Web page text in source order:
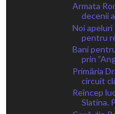
Armata
decenii
Noi
pentru
Bani
prin
Primăria
circuit
Reîncep
Slatina.